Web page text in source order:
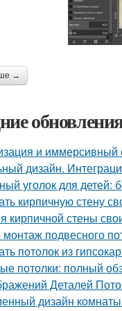
→
и иммерсивный
дизайн.
уголок для детей:
кирпичную стену
кирпичной стены
подвесного
потолок из
потолки: полный
Деталей
дизайн комнаты